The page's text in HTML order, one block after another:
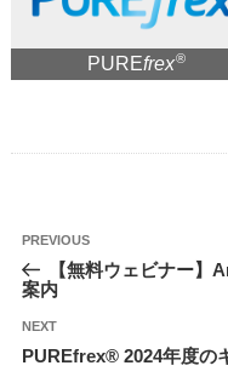
PUREfrex®
投
ナ
ビ
ゲ
シ
Previous
PREVIOUS
【無料ウェビナー
案内
Next
NEXT
PUREfrex® 2024年度の